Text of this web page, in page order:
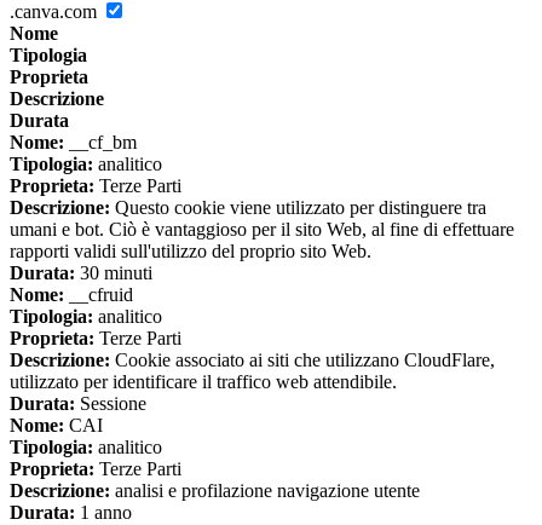
.canva.com
Nome
Tipologia
Proprieta
Descrizione
Durata
Nome: __cf_bm
Tipologia: analitico
Proprieta: Terze Parti
Descrizione: Questo cookie viene utilizzato per distinguere tra
umani e bot. Ciò è vantaggioso per il sito Web, al fine di effettuare
rapporti validi sull'utilizzo del proprio sito Web.
Durata: 30 minuti
Nome: __cfruid
Tipologia: analitico
Proprieta: Terze Parti
Descrizione: Cookie associato ai siti che utilizzano CloudFlare,
utilizzato per identificare il traffico web attendibile.
Durata: Sessione
Nome: CAI
Tipologia: analitico
Proprieta: Terze Parti
Descrizione: analisi e profilazione navigazione utente
Durata: 1 anno